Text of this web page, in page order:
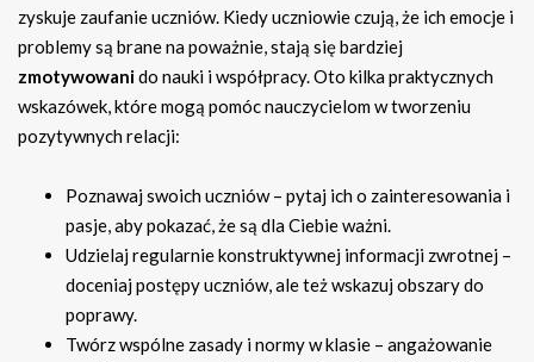
zyskuje zaufanie uczniów. Kiedy uczniowie czują, że ich emocje i
problemy są brane na poważnie, stają się bardziej
zmotywowanido nauki i współpracy. Oto kilka praktycznych
wskazówek, które mogą pomóc nauczycielom w tworzeniu
pozytywnych relacji:
Poznawaj swoich uczniów – pytaj ich o zainteresowania i
pasje, aby pokazać, że są dla Ciebie ważni.
Udzielaj regularnie konstruktywnej informacji zwrotnej –
doceniaj postępy uczniów, ale też wskazuj obszary do
poprawy.
Twórz wspólne zasady i normy w klasie – angażowanie